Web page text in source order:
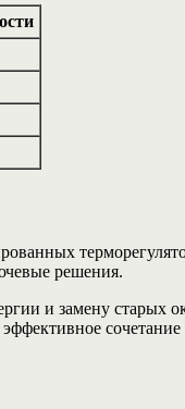
решения.
и замену старых
сочетание